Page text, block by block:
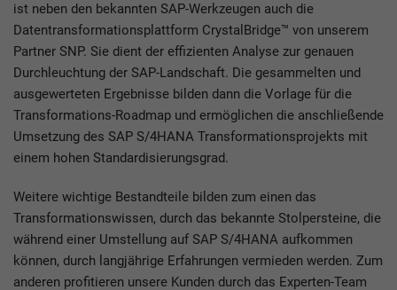
ist neben den bekannten SAP-Werkzeugen auch die
Datentransformationsplattform CrystalBridge™ von unserem
Partner SNP. Sie dient der effizienten Analyse zur genauen
Durchleuchtung der SAP-Landschaft. Die gesammelten und
ausgewerteten Ergebnisse bilden dann die Vorlage für die
Transformations-Roadmap und ermöglichen die anschließende
Umsetzung des SAP S/4HANA Transformationsprojekts mit
einem hohen Standardisierungsgrad.
Weitere wichtige Bestandteile bilden zum einen das
Transformationswissen, durch das bekannte Stolpersteine, die
während einer Umstellung auf SAP S/4HANA aufkommen
können, durch langjährige Erfahrungen vermieden werden. Zum
anderen profitieren unsere Kunden durch das Experten-Team